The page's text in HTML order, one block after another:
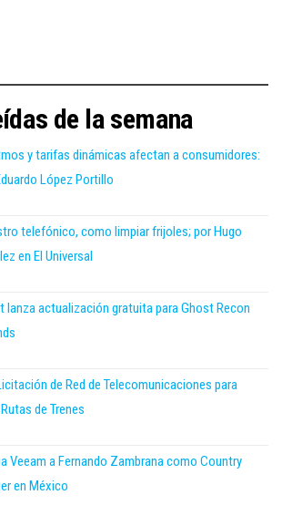
de la semana
y tarifas dinámicas afectan a consumidores:
López Portillo
telefónico, como limpiar frijoles; por Hugo
en El Universal
lanza actualización gratuita para Ghost Recon
de Red de Telecomunicaciones para
de Trenes
Veeam a Fernando Zambrana como Country
en México